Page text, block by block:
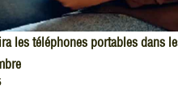
les téléphones portables dans